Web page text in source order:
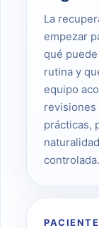
La
empezar
qué
rutina y
equipo
revisiones
prácticas,
controlada.